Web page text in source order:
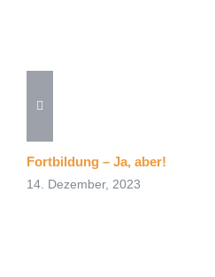
Fortbildung – Ja, aber!
14. Dezember, 2023